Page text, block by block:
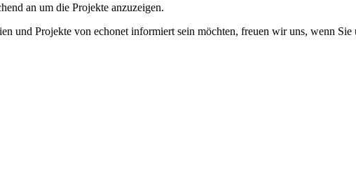
an um die Projekte anzuzeigen.
und Projekte von echonet informiert sein möchten, freuen wir uns, wenn Sie